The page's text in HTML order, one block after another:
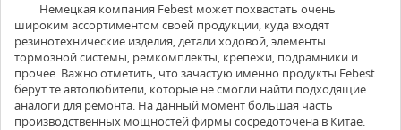
Немецкая компания Febest может похвастать очень
широким ассортиментом своей продукции, куда входят
резинотехнические изделия, детали ходовой, элементы
тормозной системы, ремкомплекты, крепежи, подрамники и
прочее. Важно отметить, что зачастую именно продукты Febest
берут те автолюбители, которые не смогли найти подходящие
аналоги для ремонта. На данный момент большая часть
производственных мощностей фирмы сосредоточена в Китае.